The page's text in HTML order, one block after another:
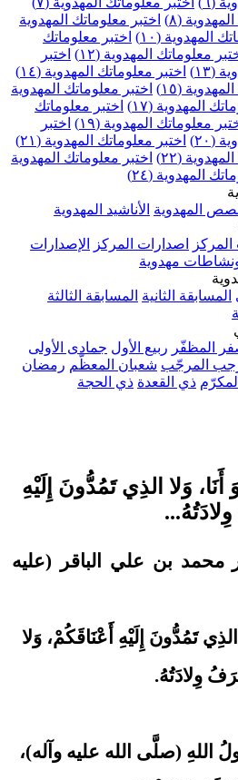
(٨)
اختبر معلوماتك المهدوية
المهدوية (١٠)
اختبر معلوماتك
معلوماتك المهدوية (١٢)
اختبر
(١٣)
اختبر معلوماتك المهدوية (١٤)
(١٥)
اختبر معلوماتك المهدوية
المهدوية (١٧)
اختبر معلوماتك
معلوماتك المهدوية (١٩)
اختبر
(٢٠)
اختبر معلوماتك المهدوية (٢١)
(٢٢)
اختبر معلوماتك المهدوية
المهدوية (٢٤)
المهدوية الأناشيد المهدوية
اصدارات المركز
الإصدارات
ونشاطات مهدوية
المسابقة الثانية المسابقة الثالثة
المظفّر ربيع الأول جمادى الأولى
المرجّب شعبان المعظّم رمضان
ذي القعدة ذي الحجة
هُوَ أَنَا، وَلا الذِي تَمُدُّونَ إِلَيْهِ
محمد بن علي الباقر (عليه
الذِي تَمُدُّونَ إِلَيْهِ أَعْنَاقَكُمْ، وَلا
وِلادَتُهُ.
اللهِ (صلَّى الله عليه وآله)،